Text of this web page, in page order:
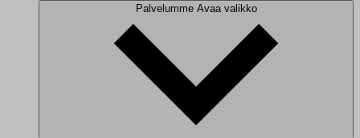
Palvelumme Avaa valikko